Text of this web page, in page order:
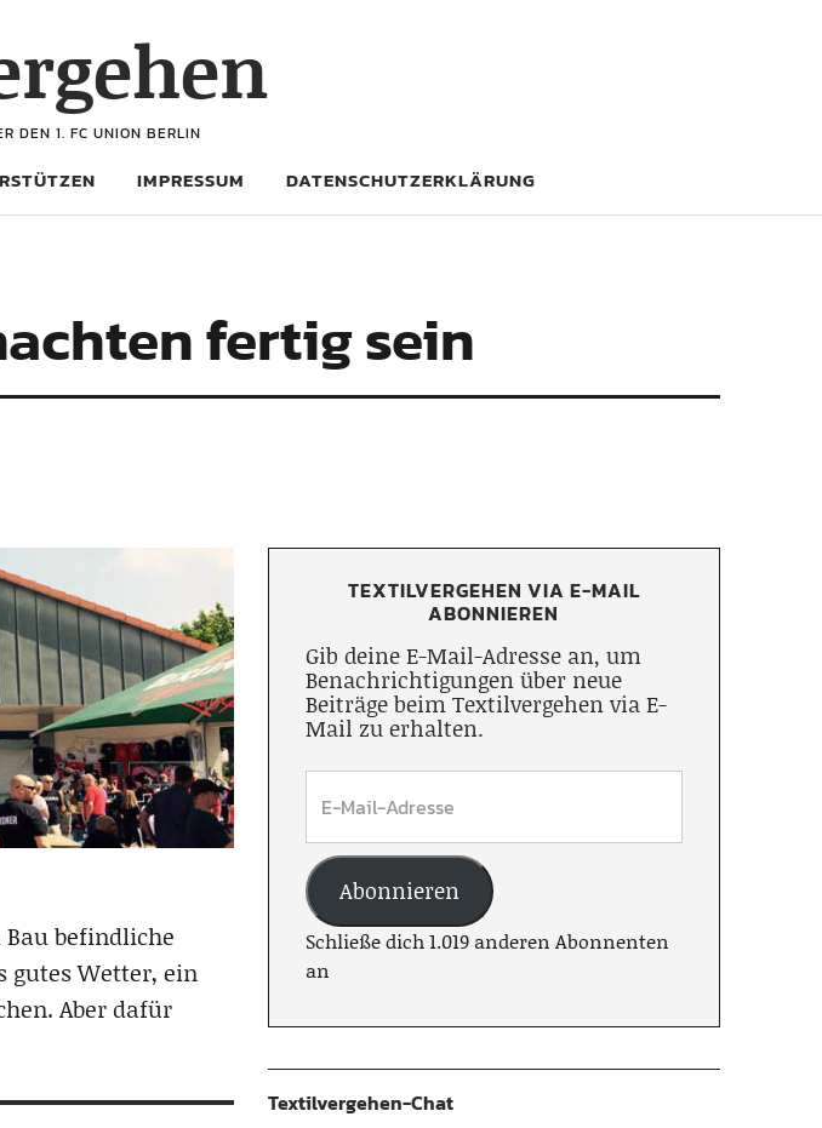
DEN 1. FC UNION BERLIN
IMPRESSUM DATENSCHUTZERKLÄRUNG
fertig sein
befindliche
gutes Wetter, ein
Aber dafür
TEXTILVERGEHEN VIA E-MAIL
ABONNIEREN
Gib deine E-Mail-Adresse an, um
Benachrichtigungen über neue
Beiträge beim Textilvergehen via E-
Mail zu erhalten.
Abonnieren
Schließe dich 1.019 anderen Abonnenten
an
Textilvergehen-Chat